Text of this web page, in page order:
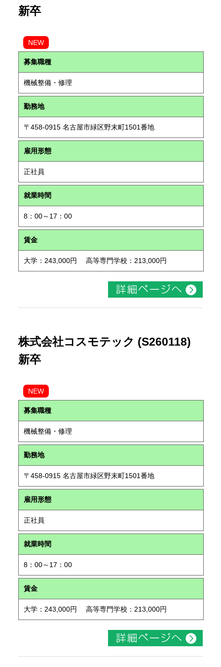
新卒
NEW
募集職種
機械整備・修理
勤務地
〒458-0915 名古屋市緑区野末町1501番地
雇用形態
正社員
就業時間
8：00～17：00
賃金
大学：243,000円 高等専門学校：213,000円
株式会社コスモテック (S260118)
新卒
NEW
募集職種
機械整備・修理
勤務地
〒458-0915 名古屋市緑区野末町1501番地
雇用形態
正社員
就業時間
8：00～17：00
賃金
大学：243,000円 高等専門学校：213,000円